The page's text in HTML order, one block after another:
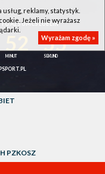
AZS UMCS LUBLIN
55
PZKOSZ
reklamy, statystyk.
Jeżeli nie wyrażasz
Wyrażam zgodę »